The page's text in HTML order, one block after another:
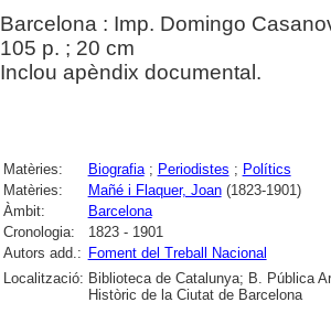
Barcelona : Imp. Domingo
105 p. ; 20 cm
Inclou apèndix documental.
Matèries: Biografia; Periodistes ; Polítics
Matèries:
Mañé i Flaquer, Joan(1823-1901)
Àmbit:
Barcelona
Cronologia:
1823 - 1901
Autors add.: Foment del Treball Nacional
Localització: Biblioteca de Catalunya; B. Pública
Històric de la Ciutat de Barcelona